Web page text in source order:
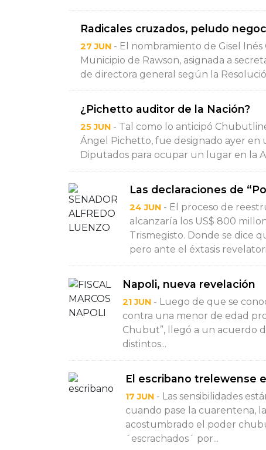
Radicales cruzados, peludo
27 JUN - El nombramiento de Gisel
Municipio de Rawson, asignada a
de directora general según la
¿Pichetto auditor de la Nación?
25 JUN - Tal como lo anticipó
Ángel Pichetto, fue designado ayer en
Diputados para ocupar un lugar en la
Las declaraciones de
24 JUN - El proceso de
alcanzaría los US$ 800
Trismegisto. Donde se dice
pero ante el éxtasis
Napoli, nueva revelación
21 JUN - Luego de que se
contra una menor de edad
Chubut”, llegó a un acuerdo
distintos...
El escribano trelewense
17 JUN - Las sensibilidades
cuando pase la cuarentena,
acostumbrado el poder
´escrachados´ por...